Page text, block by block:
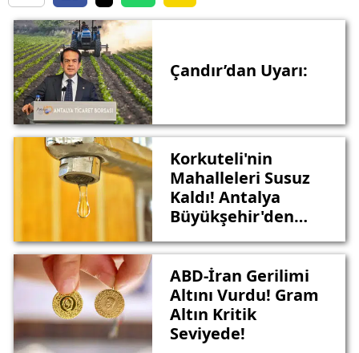
Çandır’dan Uyarı:
Korkuteli'nin
Mahalleleri Susuz
Kaldı! Antalya
Büyükşehir'den
ABD-İran Gerilimi
Altını Vurdu! Gram
Altın Kritik
Seviyede!